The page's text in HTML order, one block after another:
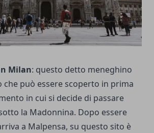
Milan: questo detto meneghino
che può essere scoperto in prima
in cui si decide di passare
la Madonnina. Dopo essere
a Malpensa, su questo sito è